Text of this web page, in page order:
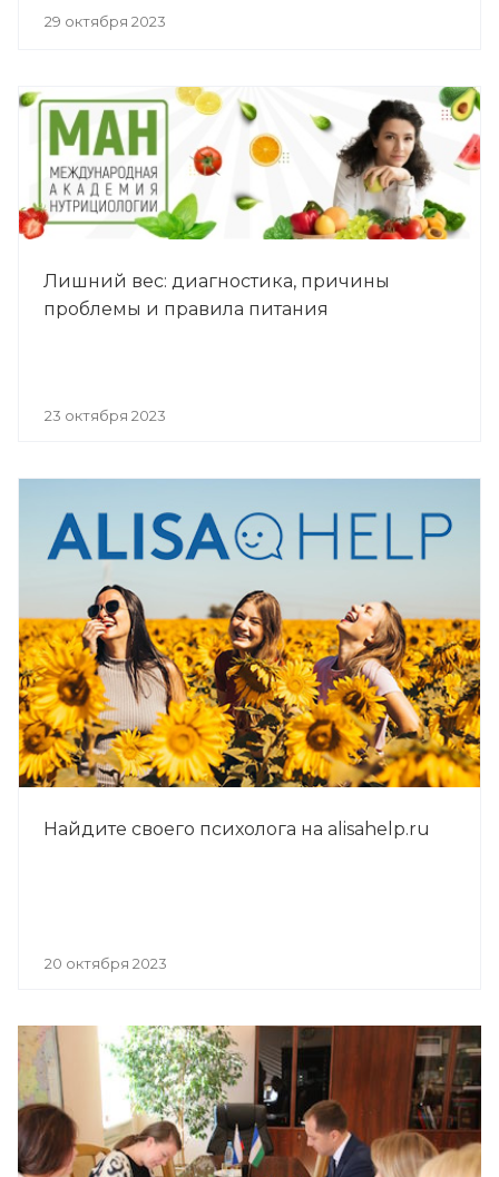
29 октября 2023
Лишний вес: диагностика, причины
проблемы и правила питания
23 октября 2023
Найдите своего психолога на alisahelp.ru
20 октября 2023